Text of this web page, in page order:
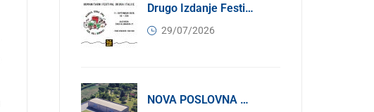
Drugo Izdanje Festivala JEDI.VOLI.DONIRAJ: Spoj Gastronomije I Solidarnosti
29/07/2026
NOVA POSLOVNA PRILIKA ZA ČLANOVE KONFINDUSTRIJE SRBIJA: Izdavanje Moderne Industrijske Hale U Pančevu – 1.200 M² U Industrijskoj Zoni